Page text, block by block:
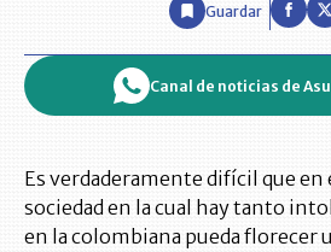
Guardar
Canal de noticias de
Es verdaderamente difícil que en
sociedad en la cual hay tanto
en la colombiana pueda florecer